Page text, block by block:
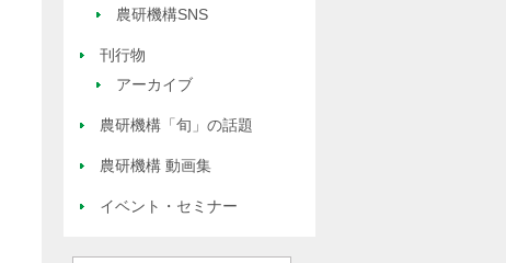
農研機構SNS
刊行物
アーカイブ
農研機構「旬」の話題
農研機構 動画集
イベント・セミナー